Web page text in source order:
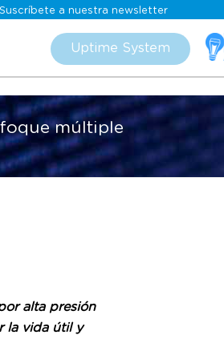
Suscríbete a nuestra newsletter
Uptime System
múltiple
alta presión
la vida útil y